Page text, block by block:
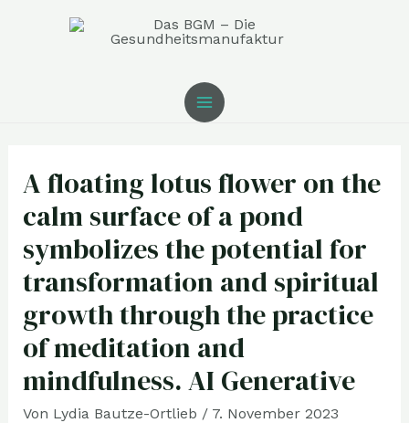
MAIN
A floating lotus flower on the
calm surface of a pond
symbolizes the potential for
transformation and spiritual
growth through the practice
of meditation and
mindfulness. AI Generative
Von Lydia Bautze-Ortlieb / 7. November 2023